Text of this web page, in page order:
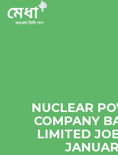
NUCLEAR
COMPANY
LIMITED